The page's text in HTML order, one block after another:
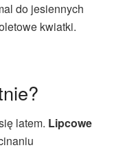
do jesiennych
kwiatki.
latem. Lipcowe